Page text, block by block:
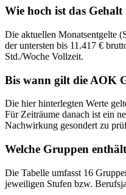
Wie hoch ist das
Die aktuellen Monatsentgelte
der untersten bis 11.417 €
Std./Woche Vollzeit.
Bis wann gilt die AOK
Die hier hinterlegten Werte
Für Zeiträume danach ist ein
Nachwirkung gesondert zu
Welche Gruppen
Die Tabelle umfasst 16
jeweiligen Stufen bzw.